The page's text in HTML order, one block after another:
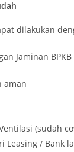
dilakukan
Jaminan
aman
(sudah
Leasing / Bank